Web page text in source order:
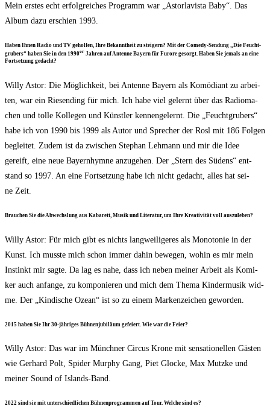
Mein ers­tes echt erfolg­rei­ches Pro­gramm war „Astor­la­vis­ta Baby“. Das
Album dazu erschien 1993.
Haben Ihnen Radio und TV gehol­fen, Ihre Bekannt­heit zu stei­gern? Mit der Come­dy-Sen­dung „Die Feucht­
gru­bers“ haben Sie in den 1990er Jah­ren auf Anten­ne Bay­ern für Furo­re gesorgt. Haben Sie jemals an eine
Fort­set­zung gedacht?
Wil­ly Astor: Die Mög­lich­keit, bei Anten­ne Bay­ern als Komö­di­ant zu arbei­
ten, war ein Rie­sen­ding für mich. Ich habe viel gelernt über das Radio­ma­
chen und tol­le Kol­le­gen und Künst­ler ken­nen­ge­lernt. Die „Feucht­gru­bers“
habe ich von 1990 bis 1999 als Autor und Spre­cher der Rosl mit 186 Fol­gen
beglei­tet. Zudem ist da zwi­schen Ste­phan Leh­mann und mir die Idee
gereift, eine neue Bay­ern­hym­ne anzu­ge­hen. Der „Stern des Südens“ ent­
stand so 1997. An eine Fort­set­zung habe ich nicht gedacht, alles hat sei­
ne Zeit.
Brau­chen Sie die Abwechs­lung aus Kaba­rett, Musik und Lite­ra­tur, um Ihre Krea­ti­vi­tät voll auszuleben?
Wil­ly Astor: Für mich gibt es nichts lang­wei­li­ge­res als Mono­to­nie in der
Kunst. Ich muss­te mich schon immer dahin bewe­gen, wohin es mir mein
Instinkt mir sag­te. Da lag es nahe, dass ich neben mei­ner Arbeit als Komi­
ker auch anfan­ge, zu kom­po­nie­ren und mich dem The­ma Kin­der­mu­sik wid­
me. Der „Kin­di­sche Oze­an“ ist so zu einem Mar­ken­zei­chen geworden.
2015 haben Sie Ihr 30-jäh­ri­ges Büh­nen­ju­bi­lä­um gefei­ert. Wie war die Feier?
Wil­ly Astor: Das war im Münch­ner Cir­cus Kro­ne mit sen­sa­tio­nel­len Gäs­ten
wie Ger­hard Polt, Spi­der Mur­phy Gang, Piet Glo­cke, Max Mutz­ke und
mei­ner Sound of Islands-Band.
2022 sind sie mit unter­schied­li­chen Büh­nen­pro­gram­men auf Tour. Wel­che sind es?